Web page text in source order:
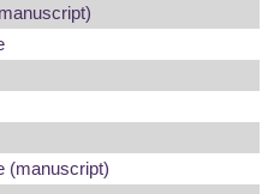
(manuscript)